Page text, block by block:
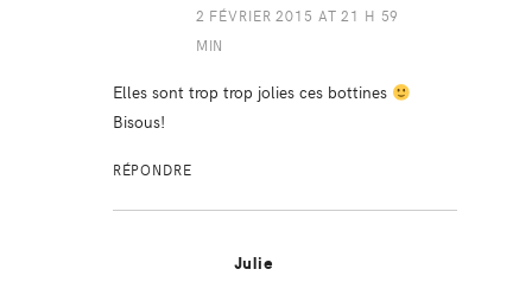
2 FÉVRIER 2015 AT 21 H 59
MIN
Elles sont trop trop jolies ces bottines
Bisous!
RÉPONDRE
Julie